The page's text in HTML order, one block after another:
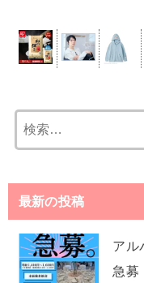
最新の投稿
アル
急募